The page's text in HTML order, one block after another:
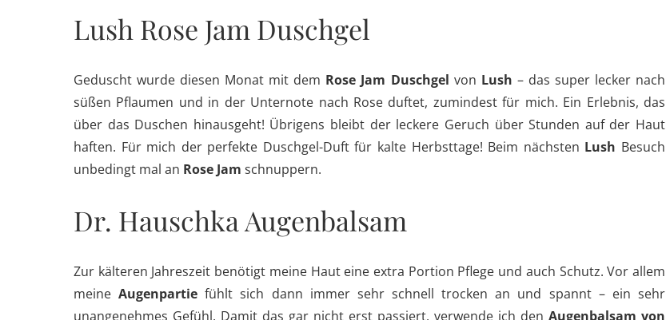
Lush Rose Jam Duschgel
Geduscht wurde diesen Monat mit dem Rose Jam Duschgel von Lush – das super lecker nach
süßen Pflaumen und in der Unternote nach Rose duftet, zumindest für mich. Ein Erlebnis, das
über das Duschen hinausgeht! Übrigens bleibt der leckere Geruch über Stunden auf der Haut
haften. Für mich der perfekte Duschgel-Duft für kalte Herbsttage! Beim nächsten Lush Besuch
unbedingt mal an Rose Jam schnuppern.
Dr. Hauschka Augenbalsam
Zur kälteren Jahreszeit benötigt meine Haut eine extra Portion Pflege und auch Schutz. Vor allem
meineAugenpartie fühlt sich dann immer sehr schnell trocken an und spannt – ein sehr
unangenehmes Gefühl. Damit das gar nicht erst passiert, verwende ich den Augenbalsam von